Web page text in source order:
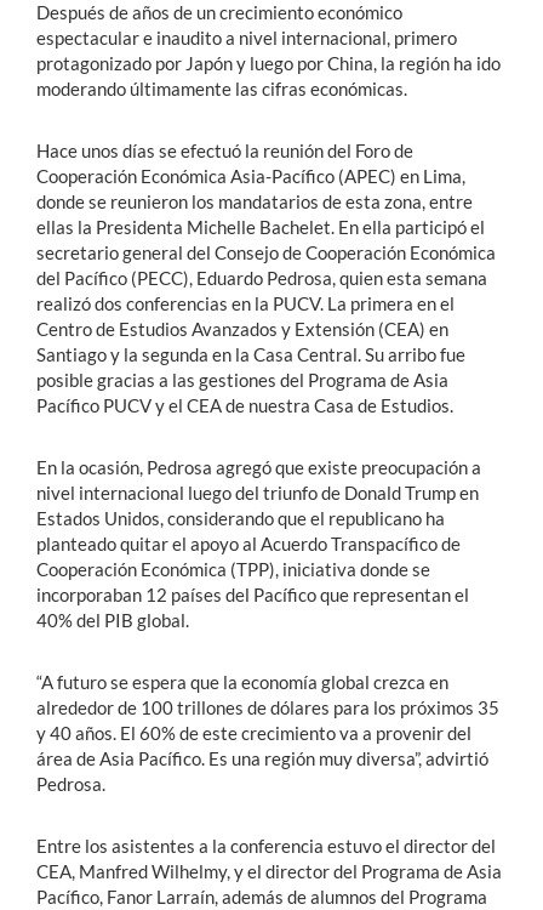
Después de años de un crecimiento económico
espectacular e inaudito a nivel internacional, primero
protagonizado por Japón y luego por China, la región ha ido
moderando últimamente las cifras económicas.
Hace unos días se efectuó la reunión del Foro de
Cooperación Económica Asia-Pacífico (APEC) en Lima,
donde se reunieron los mandatarios de esta zona, entre
ellas la Presidenta Michelle Bachelet. En ella participó el
secretario general del Consejo de Cooperación Económica
del Pacífico (PECC), Eduardo Pedrosa, quien esta semana
realizó dos conferencias en la PUCV. La primera en el
Centro de Estudios Avanzados y Extensión (CEA) en
Santiago y la segunda en la Casa Central. Su arribo fue
posible gracias a las gestiones del Programa de Asia
Pacífico PUCV y el CEA de nuestra Casa de Estudios.
En la ocasión, Pedrosa agregó que existe preocupación a
nivel internacional luego del triunfo de Donald Trump en
Estados Unidos, considerando que el republicano ha
planteado quitar el apoyo al Acuerdo Transpacífico de
Cooperación Económica (TPP), iniciativa donde se
incorporaban 12 países del Pacífico que representan el
40% del PIB global.
“A futuro se espera que la economía global crezca en
alrededor de 100 trillones de dólares para los próximos 35
y 40 años. El 60% de este crecimiento va a provenir del
área de Asia Pacífico. Es una región muy diversa”, advirtió
Pedrosa.
Entre los asistentes a la conferencia estuvo el director del
CEA, Manfred Wilhelmy, y el director del Programa de Asia
Pacífico, Fanor Larraín, además de alumnos del Programa